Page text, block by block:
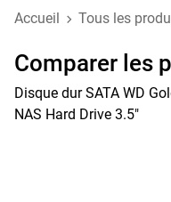
Accueil Tous les
Comparer les
Disque dur SATA WD
NAS Hard Drive 3.5"